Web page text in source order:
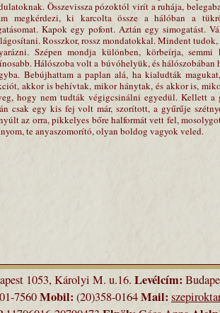
Összevissza pózoktól virít a ruhája,
megkérdezi, ki karcolta össze a hálóban a
Kapok egy pofont. Aztán egy simogatást.
Rosszkor, rossz mondatokkal. Mindent
Szépen mondja különben, körbeírja,
Hálószoba volt a búvóhelyük, és hálószobában
Bebújhattam a paplan alá, ha kialudták
akkor is behívtak, mikor hánytak, és akkor is,
hogy nem tudták végigcsinálni egyedül. Kellett a
csak egy kis fej volt már, szorított, a gyűrűje
az orra, pikkelyes bőre halformát vett fel,
te anyaszomorító, olyan boldog vagyok veled.
1053, Károlyi M. u.16. Levélcím:
7560Mobil: (20)358-0164Mail: